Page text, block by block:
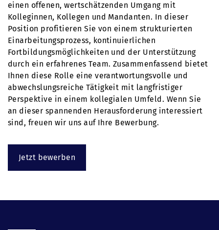
einen offenen, wertschätzenden Umgang mit
Kolleginnen, Kollegen und Mandanten. In dieser
Position profitieren Sie von einem strukturierten
Einarbeitungsprozess, kontinuierlichen
Fortbildungsmöglichkeiten und der Unterstützung
durch ein erfahrenes Team. Zusammenfassend bietet
Ihnen diese Rolle eine verantwortungsvolle und
abwechslungsreiche Tätigkeit mit langfristiger
Perspektive in einem kollegialen Umfeld. Wenn Sie
an dieser spannenden Herausforderung interessiert
sind, freuen wir uns auf Ihre Bewerbung.
Jetzt bewerben